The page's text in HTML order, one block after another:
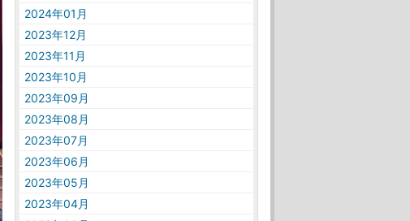
2024年01月
2023年12月
2023年11月
2023年10月
2023年09月
2023年08月
2023年07月
2023年06月
2023年05月
2023年04月